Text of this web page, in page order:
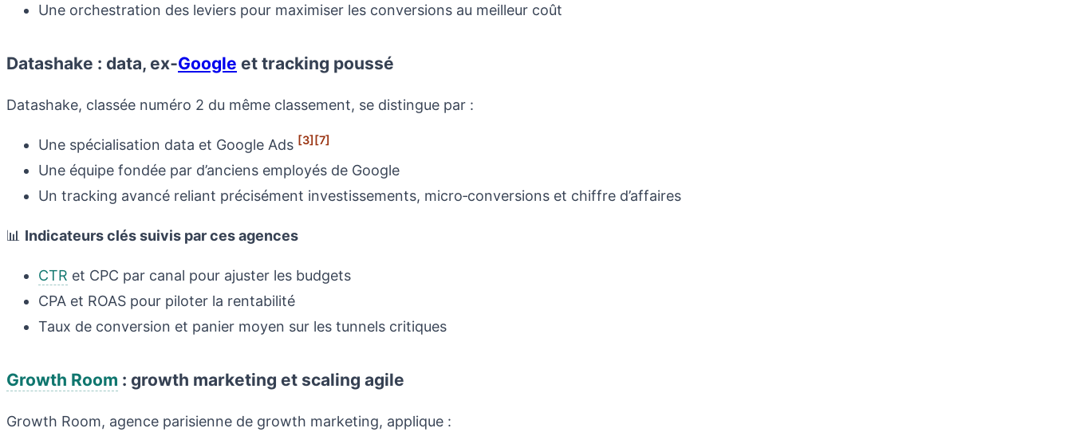
Une orchestration des leviers pour maximiser les conversions au meilleur coût
Datashake : data, ex‑Google et tracking poussé
Datashake, classée numéro 2 du même classement, se distingue par :
Une spécialisation data et Google Ads [3][7]
Une équipe fondée par d’anciens employés de Google
Un tracking avancé reliant précisément investissements, micro‑conversions et chiffre d’affaires
📊 Indicateurs clés suivis par ces agences
CTR et CPC par canal pour ajuster les budgets
CPA et ROAS pour piloter la rentabilité
Taux de conversion et panier moyen sur les tunnels critiques
Growth Room : growth marketing et scaling agile
Growth Room, agence parisienne de growth marketing, applique :